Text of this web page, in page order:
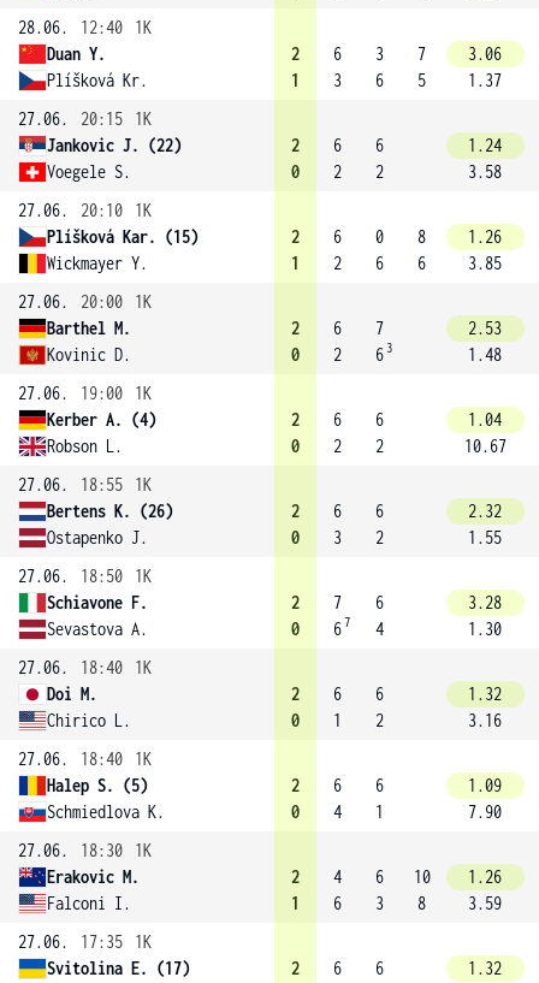
28.06.
12:40
1K
Duan Y.
Plíšková Kr.
2
1
6
3
3
6
7
5
3.06
1.37
27.06.
20:15
1K
Jankovic J. (22)
Voegele S.
2
0
6
2
6
2
1.24
3.58
27.06.
20:10
1K
Plíšková Kar. (15)
Wickmayer Y.
2
1
6
2
0
6
8
6
1.26
3.85
27.06.
20:00
1K
Barthel M.
Kovinic D.
2
0
6
2
7
6 3
2.53
1.48
27.06.
19:00
1K
Kerber A. (4)
Robson L.
2
0
6
2
6
2
1.04
10.67
27.06.
18:55
1K
Bertens K. (26)
Ostapenko J.
2
0
6
3
6
2
2.32
1.55
27.06.
18:50
1K
Schiavone F.
Sevastova A.
2
0
7
67
6
4
3.28
1.30
27.06.
18:40
1K
Doi M.
Chirico L.
2
0
6
1
6
2
1.32
3.16
27.06.
18:40
1K
Halep S. (5)
Schmiedlova K.
2
0
6
4
6
1
1.09
7.90
27.06.
18:30
1K
Erakovic M.
Falconi I.
2
1
4
6
6
3
10
8
1.26
3.59
27.06.
17:35
1K
Svitolina E. (17)
2
6
6
1.32